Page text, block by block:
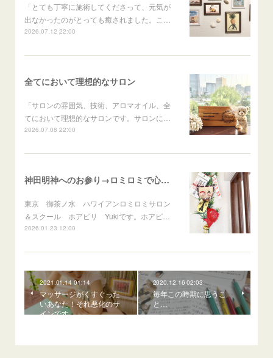
「とても丁寧に施術してくださって、元気が
出なかったのがとっても癒されました。こ…
2026.07.12 22:00
全てにおいて理想的なサロン
「サロンの雰囲気、技術、アロマオイル、全
てにおいて理想的なサロンです。サロンに…
2026.07.08 22:00
神田明神へのお参り→ロミロミで心身のメンテナンス
東京 御茶ノ水 ハワイアンロミロミサロン
＆スクール ホアピリ Yukiです。ホアピ…
2026.01.23 12:00
2021.01.14 01:14
マッサージがくすぐった
いあなた！それ悪化のサ
インです
2020.12.16 02:03
毎年この時期に思うこ
と…